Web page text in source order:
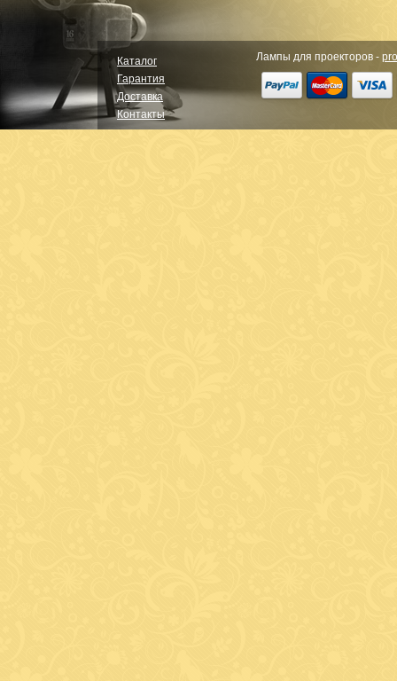
Каталог
Гарантия
Доставка
Контакты
Лампы для проекторов -